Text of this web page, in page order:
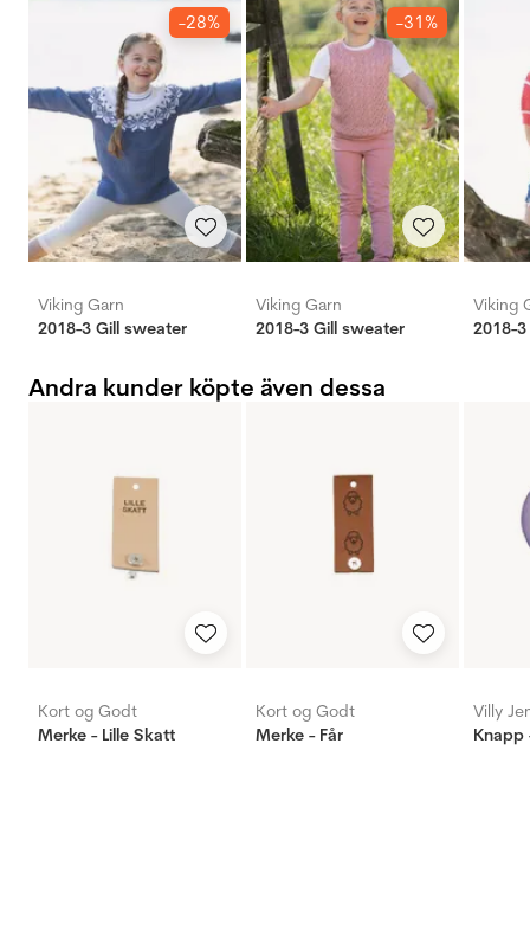
-28%
Viking Garn
2018-3 Gill sweater
-31%
Viking Garn
2018-3 Gill sweater
Viking
2018-
Andra kunder köpte även dessa
Kort og Godt
Merke - Lille Skatt
Kort og Godt
Merke - Får
Villy
Knapp